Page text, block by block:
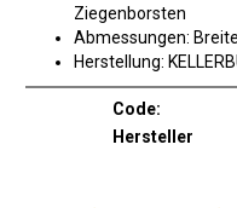
Ziegenborsten
Abmessungen:
Herstellung:
Code:
Hersteller